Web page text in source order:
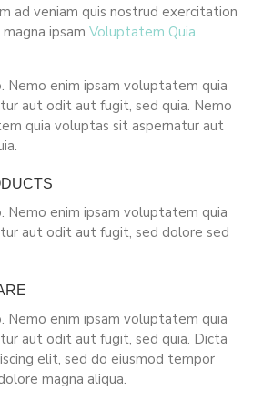
ad veniam quis nostrud exercitation
ipsam Voluptatem Quia
Nemo enim ipsam voluptatem quia
aut odit aut fugit, sed quia. Nemo
quia voluptas sit aspernatur aut
Nemo enim ipsam voluptatem quia
aut odit aut fugit, sed dolore sed
Nemo enim ipsam voluptatem quia
aut odit aut fugit, sed quia. Dicta
elit, sed do eiusmod tempor
magna aliqua.